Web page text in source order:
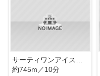
約745m／10分